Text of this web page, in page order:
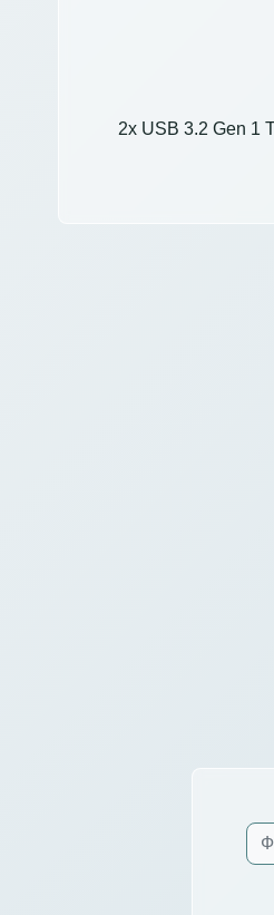
2x USB 3.2 Gen 1